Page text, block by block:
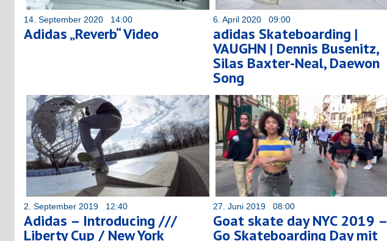
14. September 2020 14:00
Adidas „Reverb“ Video
6. April 2020 09:00
adidas Skateboarding |
VAUGHN | Dennis Busenitz,
Silas Baxter-Neal, Daewon
Song
2. September 2019 12:40
Adidas – Introducing ///
Liberty Cup / New York
27. Juni 2019 08:00
Goat skate day NYC 2019 –
Go Skateboarding Day mit